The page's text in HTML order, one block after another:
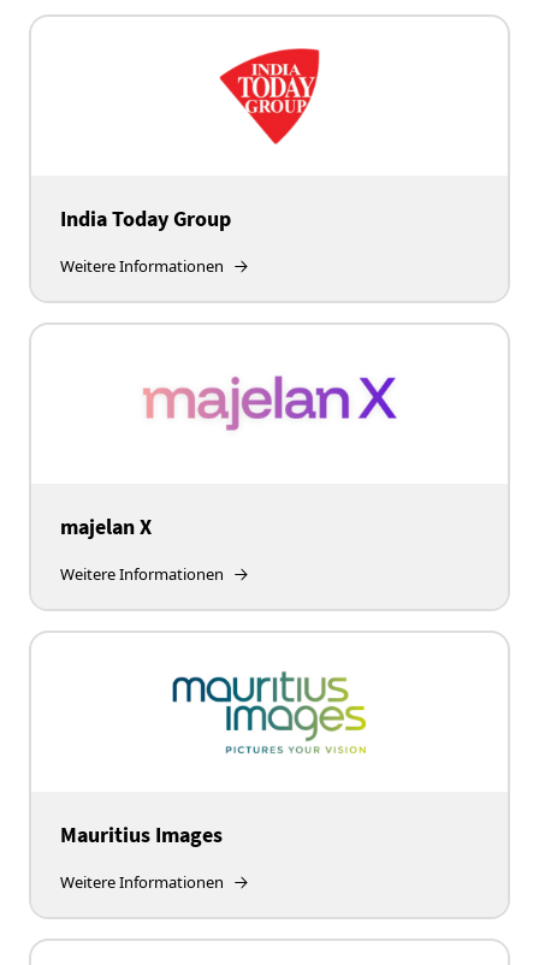
India Today Group
Weitere Informationen
majelan X
Weitere Informationen
Mauritius Images
Weitere Informationen